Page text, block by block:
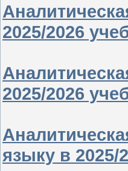
2025/2026
2025/2026
языку в 2025/